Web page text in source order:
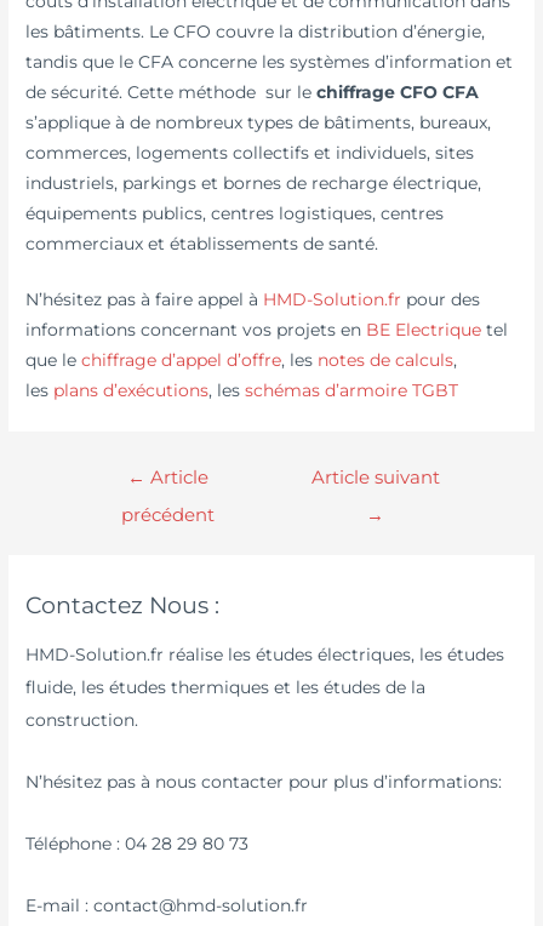
les bâtiments. Le CFO couvre la distribution d’énergie,
tandis que le CFA concerne les systèmes d’information et
de sécurité. Cette méthode sur lechiffrage CFO CFA
s’applique à de nombreux types de bâtiments, bureaux,
commerces, logements collectifs et individuels, sites
industriels, parkings et bornes de recharge électrique,
équipements publics, centres logistiques, centres
commerciaux et établissements de santé.
N’hésitez pas à faire appel à HMD-Solution.fr pour des
informations concernant vos projets en BE Electrique tel
que lechiffrage d’appel d’offre, les notes de calculs,
les plans d’exécutions, lesschémas d’armoire TGBT
← Article
précédent
Article suivant
→
Contactez Nous :
HMD-Solution.fr réalise les études électriques, les études
fluide, les études thermiques et les études de la
construction.
N’hésitez pas à nous contacter pour plus d’informations:
Téléphone : 04 28 29 80 73
E-mail : contact@hmd-solution.fr